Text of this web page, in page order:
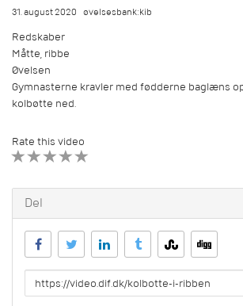
31. august 2020 øvelsesbank:kib
Redskaber
Måtte, ribbe
Øvelsen
Gymnasterne kravler med fødderne baglæns
kolbøtte ned.
Rate this video
Del
URL
to